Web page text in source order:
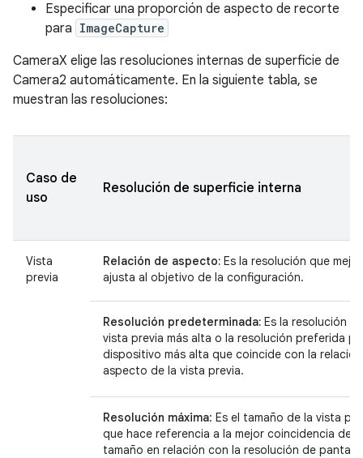
Especificar una proporción de aspecto de recorte
para ImageCapture
CameraX elige las resoluciones internas de superficie de
Camera2 automáticamente. En la siguiente tabla, se
muestran las resoluciones:
Caso de
uso
Resolución de superficie interna
Vista
previa
Relación de aspecto: Es la resolución que
ajusta al objetivo de la configuración.
Resolución predeterminada: Es la resolución de
vista previa más alta o la resolución preferida
dispositivo más alta que coincide con la
aspecto de la vista previa.
Resolución máxima: Es el tamaño de la vista
que hace referencia a la mejor coincidencia de
tamaño en relación con la resolución de pantalla